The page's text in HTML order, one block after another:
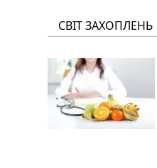
СВІТ ЗАХОПЛЕНЬ